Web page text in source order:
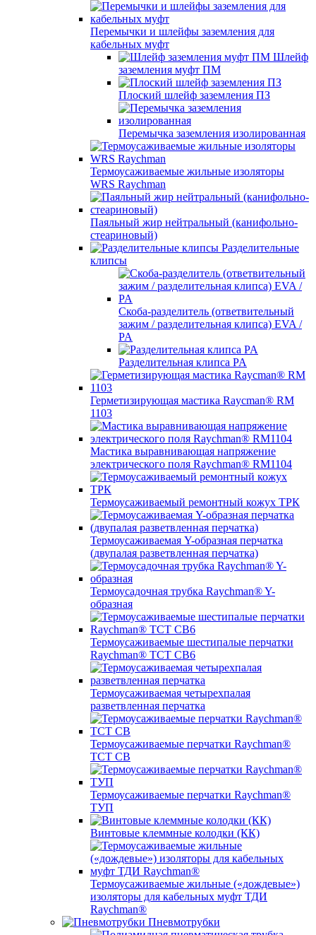
Перемычки и шлейфы заземления для
кабельных муфт
Шлейф
заземления муфт ПМ
Плоский шлейф заземления ПЗ
Перемычка заземления изолированная
Термоусаживаемые жильные изоляторы
WRS Raychman
Паяльный жир нейтральный (канифольно-
стеариновый)
Разделительные
клипсы
Скоба-разделитель (ответвительный
зажим / разделительная клипса) EVA /
PA
Разделительная клипса PA
Герметизирующая мастика Raycman® RM
1103
Мастика выравнивающая напряжение
электрического поля Raychman® RM1104
Термоусаживаемый ремонтный кожух ТРК
Термоусаживаемая Y-образная перчатка
(двупалая разветвленная перчатка)
Термоусадочная трубка Raychman® Y-
образная
Термоусаживаемые шестипалые перчатки
Raychman® ТСТ СВ6
Термоусаживаемая четырехпалая
разветвленная перчатка
Термоусаживаемые перчатки Raychman®
TCT CB
Термоусаживаемые перчатки Raychman®
ТУП
Винтовые клеммные колодки (КК)
Термоусаживаемые жильные («дождевые»)
изоляторы для кабельных муфт ТДИ
Raychman®
Пневмотрубки